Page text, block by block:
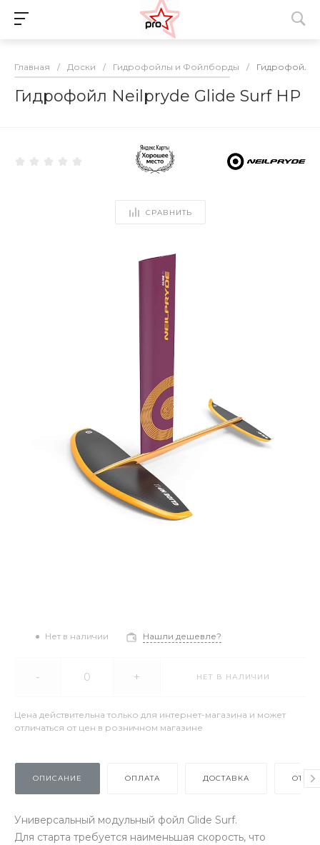
Главная / Доски / Гидрофойлы и Фойлборды / Гидрофойл
Гидрофойл Neilpryde Glide Surf HP
СРАВНИТЬ
Нет в наличии Нашли дешевле?
- + НЕТ В НАЛИЧИИ
Цена действительна только для интернет-магазина и может
отличаться от цен в розничном магазине
ОПИСАНИЕ ОПЛАТА ДОСТАВКА
Универсальный модульный фойл Glide Surf.
Для старта требуется наименьшая скорость, что